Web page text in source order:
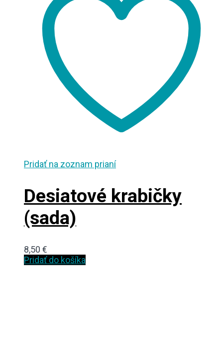
Pridať na zoznam prianí
Desiatové krabičky
(sada)
8,50 €
Pridať do košíka